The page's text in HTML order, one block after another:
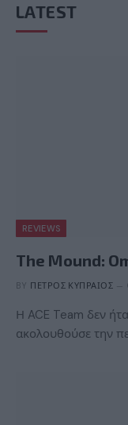
LATEST
REVIEWS
The Mound:
BY ΠΈΤΡΟΣ ΚΥΠΡΑΊΟΣ
Η ACE Team δεν
ακολουθούσε την